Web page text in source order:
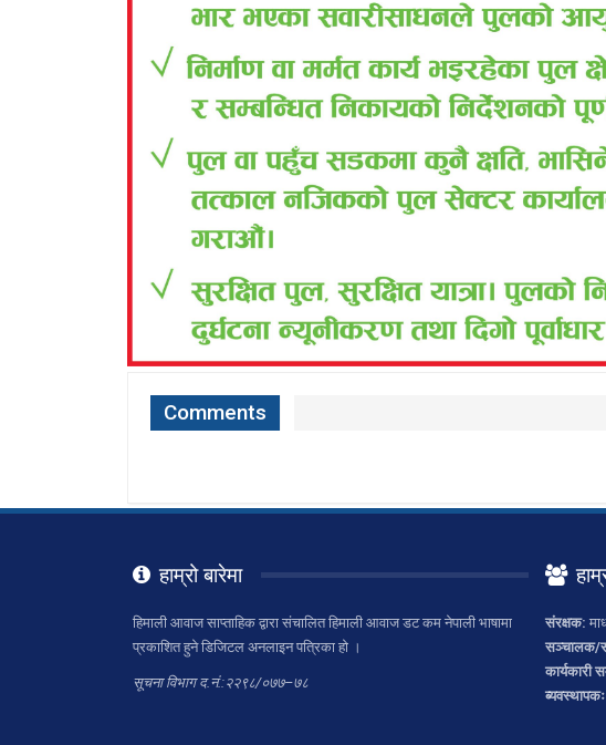
Comments
हाम्रो बारेमा
हिमाली आवाज साप्ताहिक द्वारा संचालित हिमाली आवाज डट कम नेपाली भाषामा
प्रकाशित हुने डिजिटल अनलाइन पत्रिका हो ।
सूचना विभाग द.नं.:२२९८/०७७–७८
संरक्षक:
सञ्चालक/
कार्यकारी
ब्यवस्थापकः